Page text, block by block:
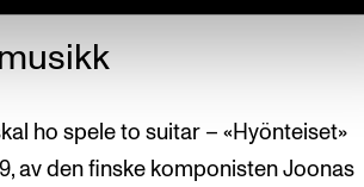
ho spele to suitar – «Hyönteiset»
av den finske komponisten Joonas